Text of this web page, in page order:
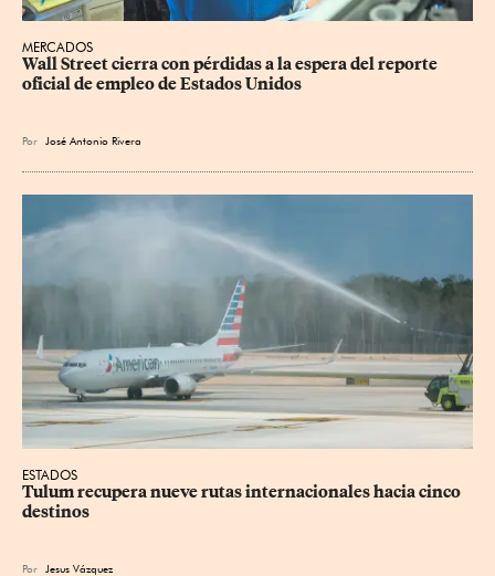
MERCADOS
Wall Street cierra con pérdidas a la espera del reporte
oficial de empleo de Estados Unidos
Por José Antonio Rivera
ESTADOS
Tulum recupera nueve rutas internacionales hacia cinco
destinos
Por Jesus Vázquez